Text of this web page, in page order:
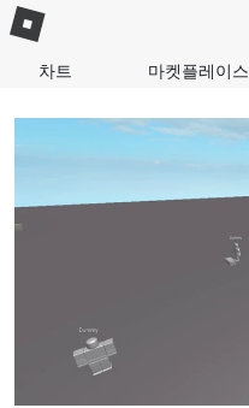
차트 마켓플레이스